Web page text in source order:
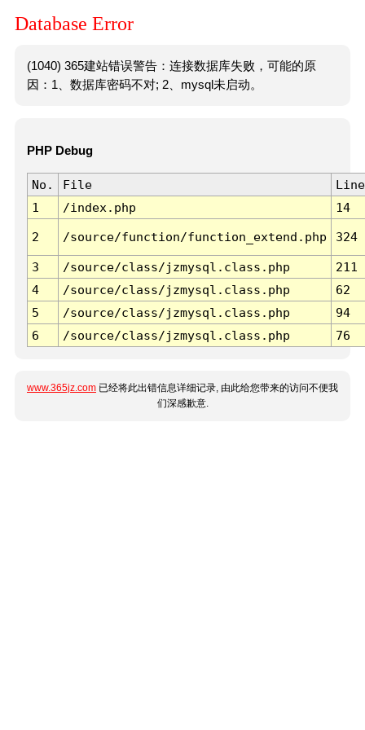
Database Error
(1040) 365建站错误警告：连接数据库失败，可能的原
因：1、数据库密码不对; 2、mysql未启动。
PHP Debug
No. File
Line
1
/index.php 14
2 /source/function/function_extend.php 324
3 /source/class/jzmysql.class.php
211
4
/source/class/jzmysql.class.php
62
5
/source/class/jzmysql.class.php
94
6
/source/class/jzmysql.class.php 76
www.365jz.com 已经将此出错信息详细记录, 由此给您带来的访问不便我
们深感歉意.